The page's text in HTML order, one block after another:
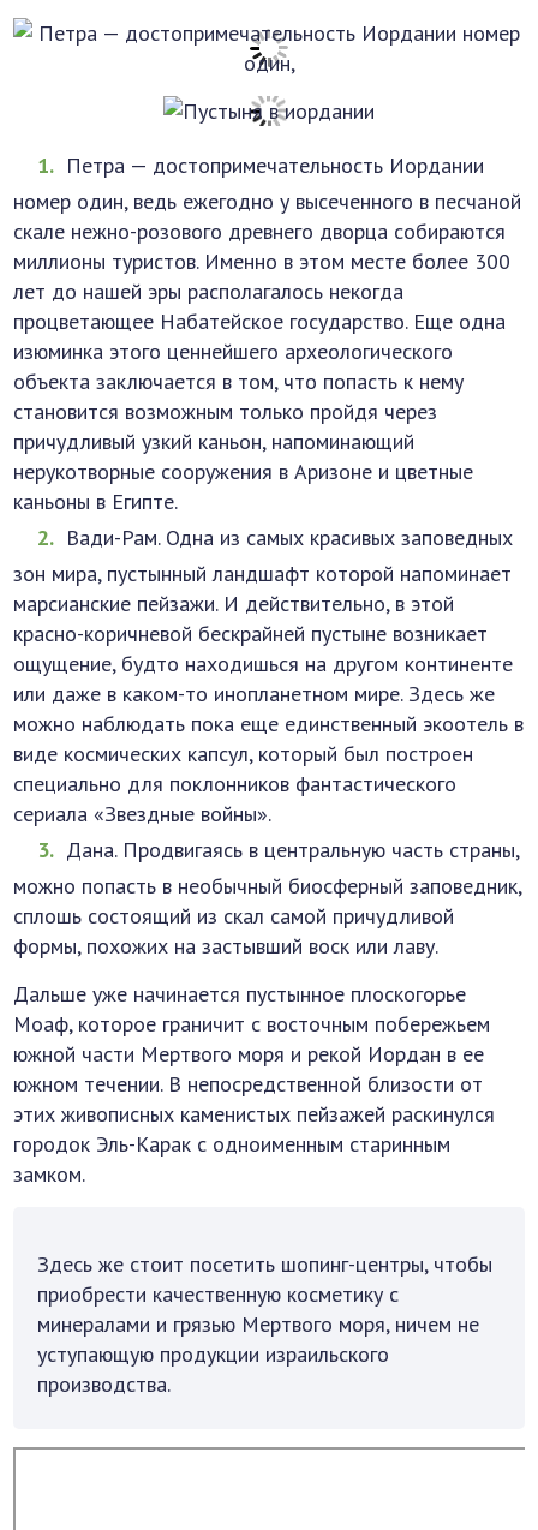
Петра — достопримечательность Иордании
номер один, ведь ежегодно у высеченного в песчаной
скале нежно-розового древнего дворца собираются
миллионы туристов. Именно в этом месте более 300
лет до нашей эры располагалось некогда
процветающее Набатейское государство. Еще одна
изюминка этого ценнейшего археологического
объекта заключается в том, что попасть к нему
становится возможным только пройдя через
причудливый узкий каньон, напоминающий
нерукотворные сооружения в Аризоне и цветные
каньоны в Египте.
Вади-Рам. Одна из самых красивых заповедных
зон мира, пустынный ландшафт которой напоминает
марсианские пейзажи. И действительно, в этой
красно-коричневой бескрайней пустыне возникает
ощущение, будто находишься на другом континенте
или даже в каком-то инопланетном мире. Здесь же
можно наблюдать пока еще единственный экоотель в
виде космических капсул, который был построен
специально для поклонников фантастического
сериала «Звездные войны».
Дана. Продвигаясь в центральную часть страны,
можно попасть в необычный биосферный заповедник,
сплошь состоящий из скал самой причудливой
формы, похожих на застывший воск или лаву.
Дальше уже начинается пустынное плоскогорье
Моаф, которое граничит с восточным побережьем
южной части Мертвого моря и рекой Иордан в ее
южном течении. В непосредственной близости от
этих живописных каменистых пейзажей раскинулся
городок Эль-Карак с одноименным старинным
замком.
Здесь же стоит посетить шопинг-центры, чтобы
приобрести качественную косметику с
минералами и грязью Мертвого моря, ничем не
уступающую продукции израильского
производства.